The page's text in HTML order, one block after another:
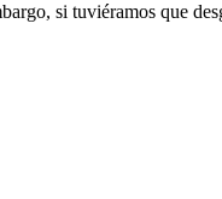
si tuviéramos que